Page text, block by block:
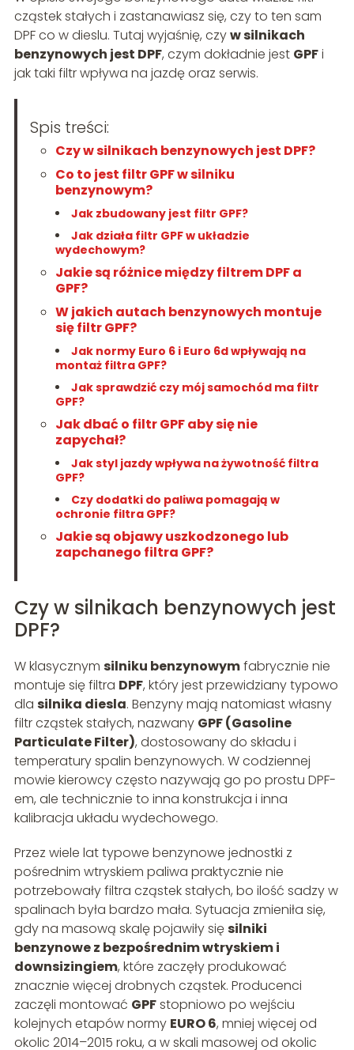
cząstek stałych i zastanawiasz się, czy to ten sam
DPF co w dieslu. Tutaj wyjaśnię, czyw silnikach
benzynowych jest DPF, czym dokładnie jest GPFi
jak taki filtr wpływa na jazdę oraz serwis.
Spis treści:
Czy w silnikach benzynowych jest DPF?
Co to jest filtr GPF w silniku
benzynowym?
Jak zbudowany jest filtr GPF?
Jak działa filtr GPF w układzie
wydechowym?
Jakie są różnice między filtrem DPF a
GPF?
W jakich autach benzynowych montuje
się filtr GPF?
Jak normy Euro 6 i Euro 6d wpływają na
montaż filtra GPF?
Jak sprawdzić czy mój samochód ma filtr
GPF?
Jak dbać o filtr GPF aby się nie
zapychał?
Jak styl jazdy wpływa na żywotność filtra
GPF?
Czy dodatki do paliwa pomagają w
ochronie filtra GPF?
Jakie są objawy uszkodzonego lub
zapchanego filtra GPF?
Czy w silnikach benzynowych jest
DPF?
W klasycznym silniku benzynowymfabrycznie nie
montuje się filtra DPF, który jest przewidziany typowo
dla silnika diesla. Benzyny mają natomiast własny
filtr cząstek stałych, nazwany GPF (Gasoline
Particulate Filter), dostosowany do składu i
temperatury spalin benzynowych. W codziennej
mowie kierowcy często nazywają go po prostu DPF-
em, ale technicznie to inna konstrukcja i inna
kalibracja układu wydechowego.
Przez wiele lat typowe benzynowe jednostki z
pośrednim wtryskiem paliwa praktycznie nie
potrzebowały filtra cząstek stałych, bo ilość sadzy w
spalinach była bardzo mała. Sytuacja zmieniła się,
gdy na masową skalę pojawiły sięsilniki
benzynowe z bezpośrednim wtryskiem i
downsizingiem, które zaczęły produkować
znacznie więcej drobnych cząstek. Producenci
zaczęli montować GPFstopniowo po wejściu
kolejnych etapów normy EURO 6, mniej więcej od
okolic 2014–2015 roku, a w skali masowej od okolic